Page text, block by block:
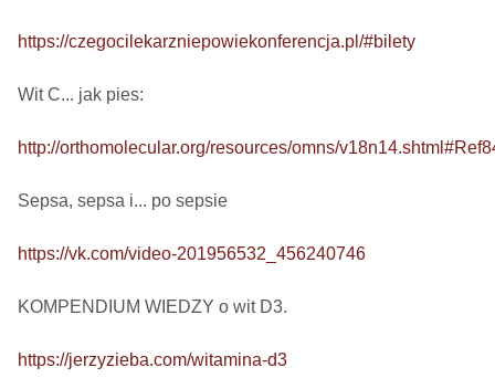
https://czegocilekarzniepowiekonferencja.pl/#bilety
Wit C... jak pies:
http://orthomolecular.org/resources/omns/
Sepsa, sepsa i... po sepsie
https://vk.com/video-201956532_456240746
KOMPENDIUM WIEDZY o wit D3.
https://jerzyzieba.com/witamina-d3